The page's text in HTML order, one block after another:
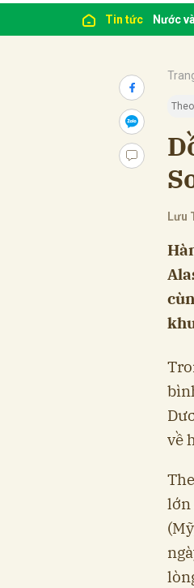
Tin tức Nước
Lưu
về
lớn